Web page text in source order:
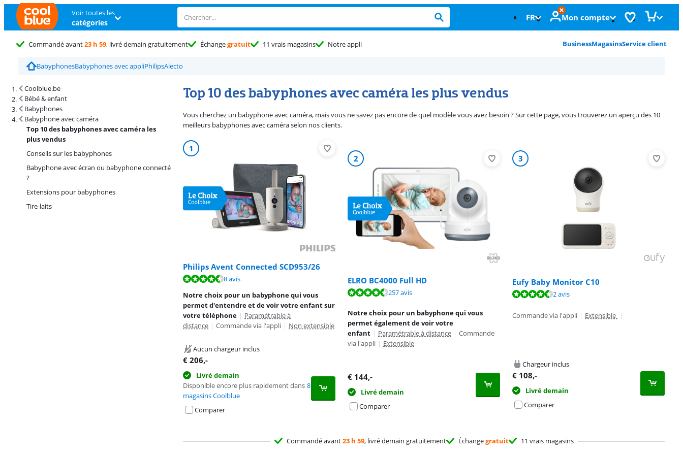
Voir toutes les
catégories FR Mon compte
Commandé avant23 h 59, livré demain gratuitement Échangegratuit 11 vrais magasins Notre appli BusinessMagasinsService client
BabyphonesBabyphones avec appliPhilipsAlecto
Coolblue.be
Bébé & enfant
Babyphones
Babyphone avec caméra
Top 10 des babyphones avec caméra les
plus vendus
Conseils sur les babyphones
Babyphone avec écran ou babyphone connecté
?
Extensions pour babyphones
Tire-laits
Top 10 des babyphones avec caméra les plus vendus
Vous cherchez un babyphone avec caméra, mais vous ne savez pas encore de quel modèle vous avez besoin ? Sur cette page, vous trouverez un aperçu des 10
meilleurs babyphones avec caméra selon nos clients.
1
Philips Avent Connected SCD953/26
La note est de 8,7 sur 10, basée sur 8 avis.
8 avis
Notre choix pour un babyphone qui vous
permet d'entendre et de voir votre enfant sur
votre téléphone | Paramétrable à
distance | Commande via l'appli | Non extensible
Aucun chargeur inclus
€ 206,-
Livré demain
Disponible encore plus rapidement dans 8
magasins Coolblue
Comparer
2
ELRO BC4000 Full HD
La note est de 8,7 sur 10, basée sur 257 avis. 257 avis
Notre choix pour un babyphone qui vous
permet également de voir votre
enfant | Paramétrable à distance | Commande
via l'appli | Extensible
€ 144,-
Livré demain
Comparer
3
Eufy Baby Monitor C10
La note est de 9,4 sur 10, basée sur 2 avis. 2 avis
Commande via l'appli | Extensible |
Chargeur inclus
€ 108,-
Livré demain
Comparer
Commandé avant23 h 59, livré demain gratuitement Échangegratuit 11 vrais magasins